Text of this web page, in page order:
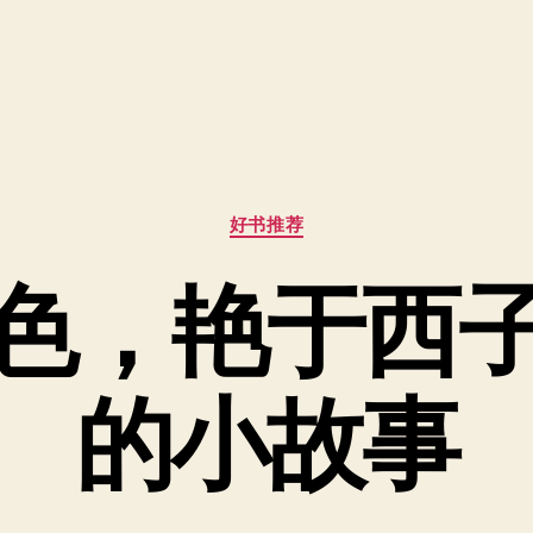
分
类
好书推荐
，艳于西
的小故事